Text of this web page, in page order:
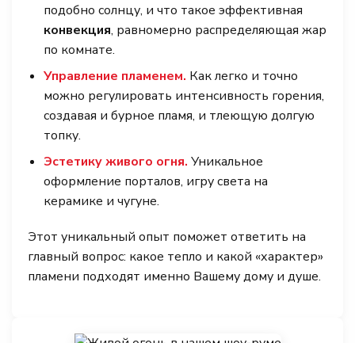
подобно солнцу, и что такое эффективная
конвекция, равномерно распределяющая жар
по комнате.
Управление пламенем. Как легко и точно
можно регулировать интенсивность горения,
создавая и бурное пламя, и тлеющую долгую
топку.
Эстетику живого огня. Уникальное
оформление порталов, игру света на
керамике и чугуне.
Этот уникальный опыт поможет ответить на
главный вопрос: какое тепло и какой «характер»
пламени подходят именно Вашему дому и душе.